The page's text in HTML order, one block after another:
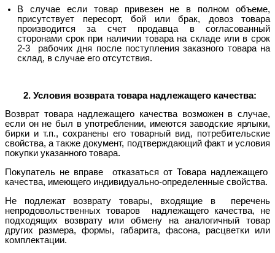
В случае если товар привезен не в полном объеме,
присутствует пересорт, бой или брак, довоз товара
производится за счет продавца в согласованный
сторонами срок при наличии товара на складе или в срок
2-3 рабочих дня после поступления заказного товара на
склад, в случае его отсутствия.
2. Условия возврата товара надлежащего качества:
Возврат товара надлежащего качества возможен в случае,
если он не был в употреблении, имеются заводские ярлыки,
бирки и т.п., сохранены его товарный вид, потребительские
свойства, а также документ, подтверждающий факт и условия
покупки указанного товара.
Покупатель не вправе отказаться от Товара надлежащего
качества, имеющего индивидуально-определенные свойства.
Не подлежат возврату товары, входящие в перечень
непродовольственных товаров надлежащего качества, не
подходящих возврату или обмену на аналогичный товар
других размера, формы, габарита, фасона, расцветки или
комплектации.